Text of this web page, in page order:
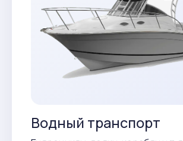
Водный транспорт